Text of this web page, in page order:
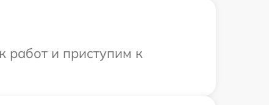
работ и приступим к